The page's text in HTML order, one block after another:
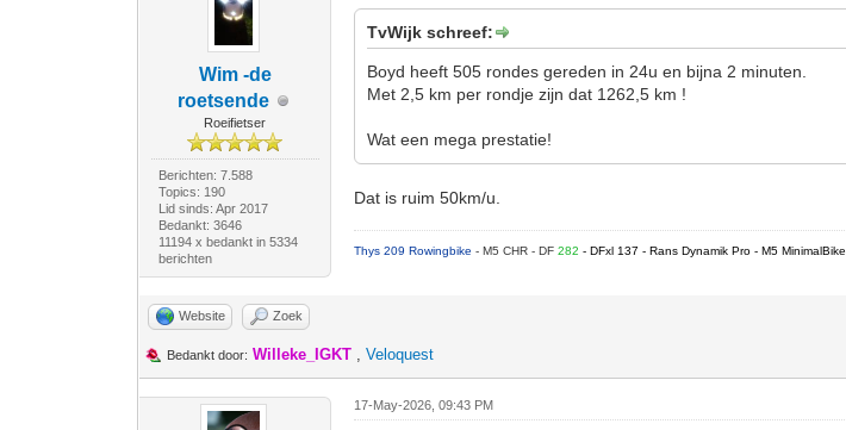
Wim -de
roetsende
Roeifietser
Berichten: 7.588
Topics: 190
Lid sinds: Apr 2017
Bedankt: 3646
11194 x bedankt in 5334
berichten
TvWijk schreef:
Boyd heeft 505 rondes gereden in 24u en bijna 2 minuten.
Met 2,5 km per rondje zijn dat 1262,5 km !
Wat een mega prestatie!
Dat is ruim 50km/u.
Thys 209 Rowingbike- M5 CHR - DF282- DFxl 137 - Rans Dynamik Pro - M5 MinimalBike
Website Zoek
Bedankt door: Willeke_IGKT ,Veloquest
17-May-2026, 09:43 PM